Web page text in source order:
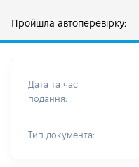
Пройшла автоперевірку:
Дата та час
подання:
Тип документа: